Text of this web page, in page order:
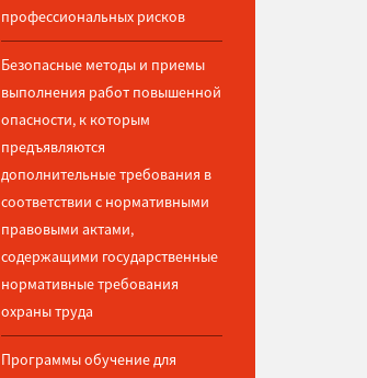
профессиональных рисков
Безопасные методы и приемы
выполнения работ повышенной
опасности, к которым
предъявляются
дополнительные требования в
соответствии с нормативными
правовыми актами,
содержащими государственные
нормативные требования
охраны труда
Программы обучение для